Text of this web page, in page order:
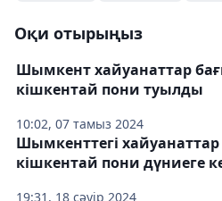
Оқи отырыңыз
10:02, 07 тамыз 2024
Шымкент хайуанаттар
кішкентай пони туылды
19:31, 18 сәуір 2024
Шымкенттегі
кішкентай пони дүниеге